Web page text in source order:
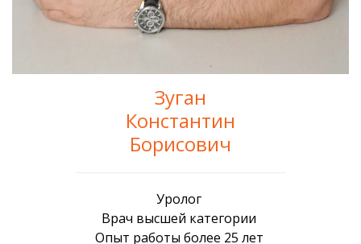
Зуган
Константин
Борисович